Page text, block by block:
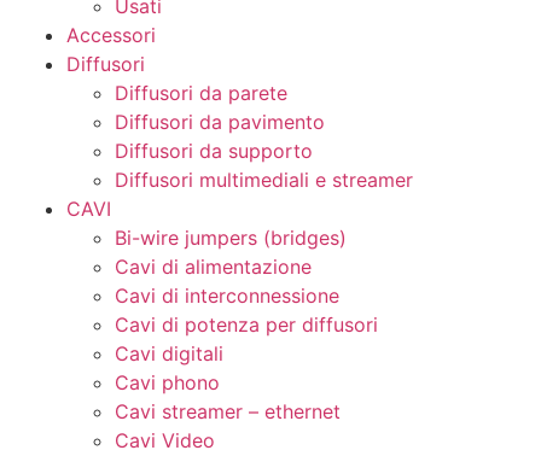
Usati
Accessori
Diffusori
Diffusori da parete
Diffusori da pavimento
Diffusori da supporto
Diffusori multimediali e streamer
CAVI
Bi-wire jumpers (bridges)
Cavi di alimentazione
Cavi di interconnessione
Cavi di potenza per diffusori
Cavi digitali
Cavi phono
Cavi streamer – ethernet
Cavi Video